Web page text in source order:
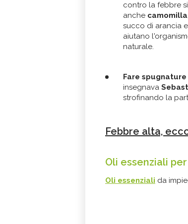
contro la febbre
anche
succo di arancia
aiutano
naturale.
Fare
insegnava
strofinando la
Febbre alta,
Oli essenziali
Oli essenziali da